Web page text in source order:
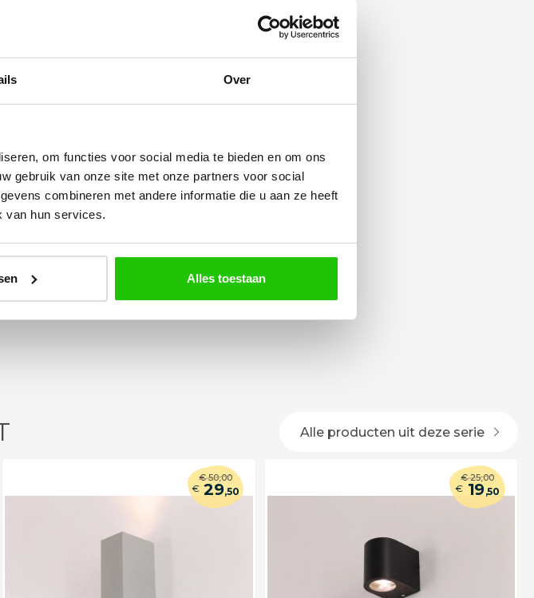
Over
om functies voor social media te bieden en om ons
gebruik van onze site met onze partners voor social
combineren met andere informatie die u aan ze heeft
van hun services.
Alles toestaan
2 lampen besteld
mondgeblazen
Wij bevelen dit
aan!
Alle producten uit deze serie
€50,00
€29,50
€25,00
€19,50